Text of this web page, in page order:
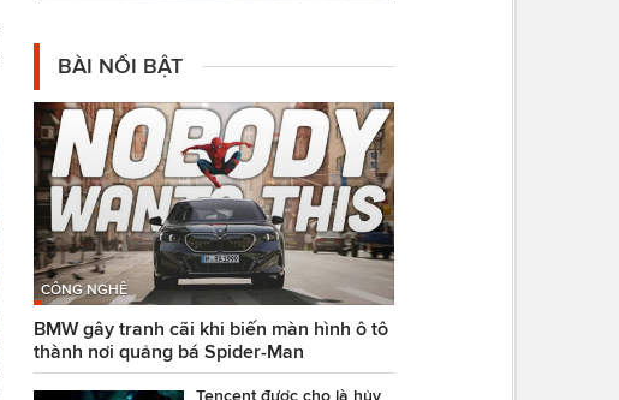
BÀI NỔI BẬT
CÔNG NGHỆ
BMW gây tranh cãi khi biến màn hình ô tô
thành nơi quảng bá Spider-Man
Tencent được cho là hủy